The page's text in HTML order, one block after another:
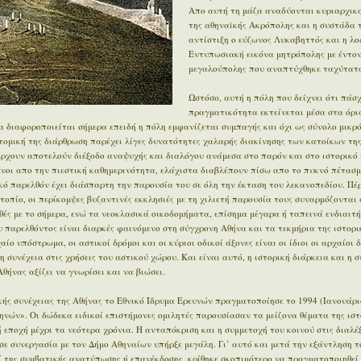
Απο αυτή τη μάζα αναδύονται
της αθηναϊκής Ακρόπολης και η
αντίστιξη ο εύζωνος Λυκαβηττός και η
Εντυπωσιακή εικόνα μητρόπολης με
μεγαλούπολης που αναπτύχθηκε
Ωστόσο, αυτή η πόλη που δείχνει ότι
πραγματικότητα εκτείνεται μέσα στα
σήμερα επειδή η πόλη εμφανίζεται συμπαγής και όχι ως σύνολο
της διάρθρωση παρέχει λίγες δυνατότητες χαλαρής διακίνησης των κατοίκων
αποτελούν διέξοδο αναψυχής και διαλόγου ανάμεσα στο παρόν και στο
απο την πιεστική καθημερινότητα, ελάχιστα διαβλέπουν πίσω απο το πυκνό
παρελθόν έχει διάσπαρτη την παρουσία του σε όλη την έκταση του λεκανοπεδίου.
οι περίκομψες βυζαντινές εκκλησιές με τη χιλιετή παρουσία τους
με το σήμερα, ενώ τα νεοκλασικά οικοδομήματα, επίσημα μέγαρα ή ταπεινά
είναι διαρκές φαινόμενο στη σύγχρονη Αθήνα και τα τεκμήρια της
υπόστρωμα, οι αστικοί δρόμοι και οι κύριοι οδικοί άξονες είναι οι ίδιοι οι αρχαίοι
συνέχεια στις χρήσεις του αστικού χώρου. Και είναι αυτό, η ιστορική διάρκεια και η
αξίζει να γνωρίσει και να βιώσει.
συνέχειας της Αθήνας το Εθνικό Ίδρυμα Ερευνών πραγματοποίησε το 1994
Οι δώδεκα ειδικοί επιστήμονες ομιλητές παρουσίασαν τα μείζονα θέματα της
μέχρι τα νεότερα χρόνια. Η ανταπόκριση και η συμμετοχή του κοινού στις
συνεργασία με τον Δήμο Αθηναίων υπήρξε μεγάλη. Γι’ αυτό και μετά την εξάντληση
συμβατικής ανατύπωσης ή επανέκδοσης, κρίθηκε σκοπιμότερο να